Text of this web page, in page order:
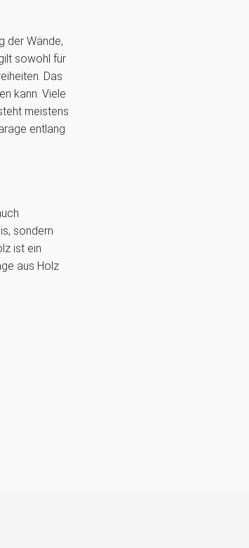
der Wände,
sowohl für
Das
kann. Viele
meistens
entlang
sondern
ist ein
aus Holz